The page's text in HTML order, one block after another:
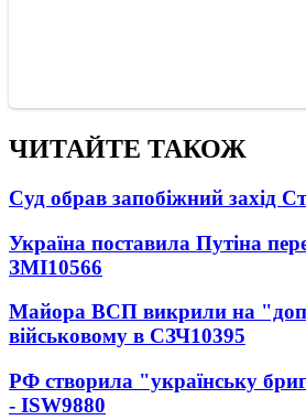
ЧИТАЙТЕ ТАКОЖ
Суд обрав запобіжний захід
Україна поставила Путіна
ЗМІ10566
Майора ВСП викрили на
військовому в СЗЧ10395
РФ створила "українську
- ISW9880